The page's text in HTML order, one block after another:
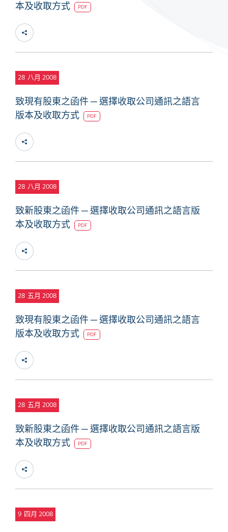
本及收取方式
PDF
28 八月 2008
致現有股東之函件 ─ 選擇收取公司通訊之語言
版本及收取方式
PDF
28 八月 2008
致新股東之函件 ─ 選擇收取公司通訊之語言版
本及收取方式
PDF
28 五月 2008
致現有股東之函件 ─ 選擇收取公司通訊之語言
版本及收取方式
PDF
28 五月 2008
致新股東之函件 ─ 選擇收取公司通訊之語言版
本及收取方式
PDF
9 四月 2008